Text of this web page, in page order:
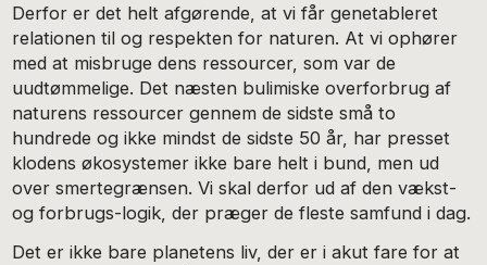
Derfor er det helt afgørende, at vi får genetableret
relationen til og respekten for naturen. At vi ophører
med at misbruge dens ressourcer, som var de
uudtømmelige. Det næsten bulimiske overforbrug af
naturens ressourcer gennem de sidste små to
hundrede og ikke mindst de sidste 50 år, har presset
klodens økosystemer ikke bare helt i bund, men ud
over smertegrænsen. Vi skal derfor ud af den vækst-
og forbrugs-logik, der præger de fleste samfund i dag.
Det er ikke bare planetens liv, der er i akut fare for at